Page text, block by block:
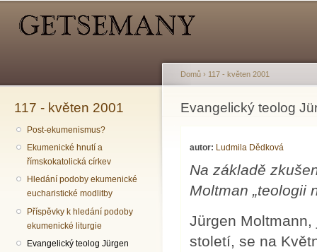
117 - květen 2001
Post-ekumenismus?
Ekumenické hnutí a
římskokatolická církev
Hledání podoby ekumenické
eucharistické modlitby
Příspěvky k hledání podoby
ekumenické liturgie
Evangelický teolog Jürgen
Jste zde
Domů › 117 - květen 2001
Evangelický teolog
autor: Ludmila Dědková
Na základě
Moltman „teologii
Jürgen
století, se na